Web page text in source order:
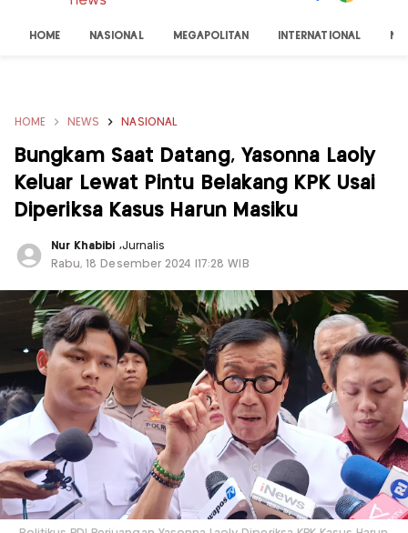
HOME NASIONAL MEGAPOLITAN INTERNATIONAL
HOME NEWS NASIONAL
Bungkam Saat Datang, Yasonna Laoly
Keluar Lewat Pintu Belakang KPK Usai
Diperiksa Kasus Harun Masiku
Nur Khabibi ,Jurnalis
Rabu, 18 Desember 2024 |17:28 WIB